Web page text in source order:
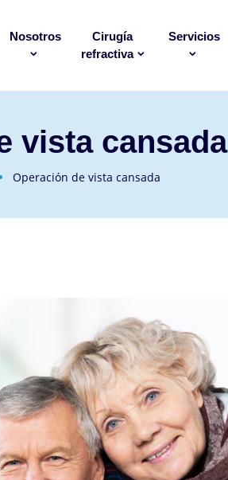
Nosotros
Cirugía
refractiva
Servicios
vista cansada
Operación de vista cansada